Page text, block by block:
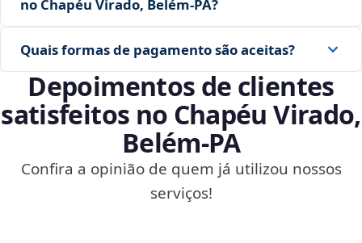
no Chapéu Virado, Belém‑PA?
Quais formas de pagamento são aceitas?
Depoimentos de clientes
satisfeitos no Chapéu Virado,
Belém‑PA
Confira a opinião de quem já utilizou nossos
serviços!